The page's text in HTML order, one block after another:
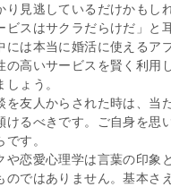
り見逃しているだけかもし
ビスはサクラだらけだ」と
には本当に婚活に使えるア
の高いサービスを賢く利用
しょう。
を友人からされた時は、当
けるべきです。ご自身を思
す。
や恋愛心理学は言葉の印象
のではありません。基本さ